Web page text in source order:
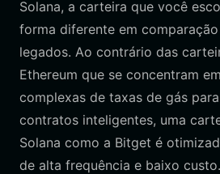
Solana, a carteira que você
forma diferente em
legados. Ao contrário das
Ethereum que se concentram
complexas de taxas de gás
contratos inteligentes, uma
Solana como a Bitget é
de alta frequência e baixo